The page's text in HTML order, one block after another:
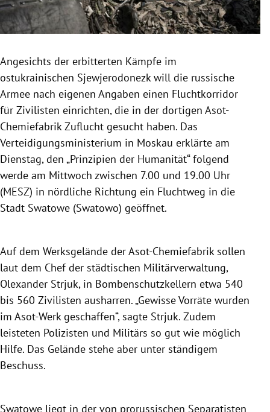
Untermenü
Untermenü
Angesichts der erbitterten Kämpfe im
ostukrainischen Sjewjerodonezk will die russische
Armee nach eigenen Angaben einen Fluchtkorridor
für Zivilisten einrichten, die in der dortigen Asot-
Chemiefabrik Zuflucht gesucht haben. Das
Verteidigungsministerium in Moskau erklärte am
Dienstag, den „Prinzipien der Humanität“ folgend
werde am Mittwoch zwischen 7.00 und 19.00 Uhr
(MESZ) in nördliche Richtung ein Fluchtweg in die
Stadt Swatowe (Swatowo) geöffnet.
Auf dem Werksgelände der Asot-Chemiefabrik sollen
laut dem Chef der städtischen Militärverwaltung,
Olexander Strjuk, in Bombenschutzkellern etwa 540
bis 560 Zivilisten ausharren. „Gewisse Vorräte wurden
im Asot-Werk geschaffen“, sagte Strjuk. Zudem
leisteten Polizisten und Militärs so gut wie möglich
Hilfe. Das Gelände stehe aber unter ständigem
Beschuss.
Swatowe liegt in der von prorussischen Separatisten